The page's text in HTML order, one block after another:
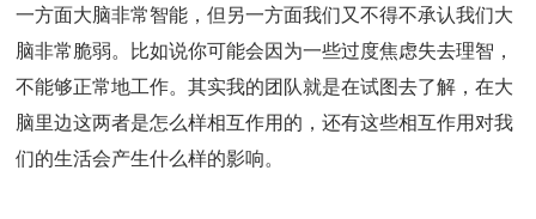
一方面大脑非常智能，但另一方面我们又不得不承认我们大
脑非常脆弱。比如说你可能会因为一些过度焦虑失去理智，
不能够正常地工作。其实我的团队就是在试图去了解，在大
脑里边这两者是怎么样相互作用的，还有这些相互作用对我
们的生活会产生什么样的影响。